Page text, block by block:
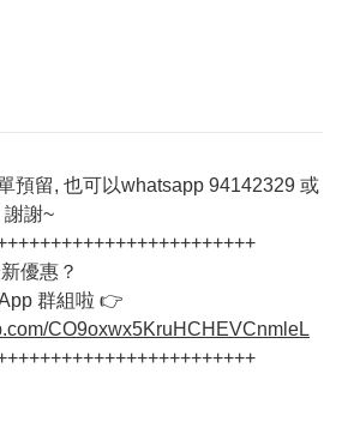
預留, 也可以whatsapp 94142329 或
謝謝~
優惠？
群組啦 👉
CO9oxwx5KruHCHEVCnmleL